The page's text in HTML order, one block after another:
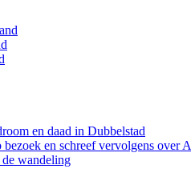
en daad in Dubbelstad
en schreef vervolgens over
wandeling